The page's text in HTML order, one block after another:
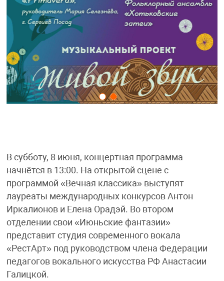
В субботу, 8 июня, концертная программа
начнётся в 13:00. На открытой сцене с
программой «Вечная классика» выступят
лауреаты международных конкурсов Антон
Иркалионов и Елена Орадэй. Во втором
отделении свои «Июньские фантазии»
представит студия современного вокала
«РестАрт» под руководством члена Федерации
педагогов вокального искусства РФ Анастасии
Галицкой.